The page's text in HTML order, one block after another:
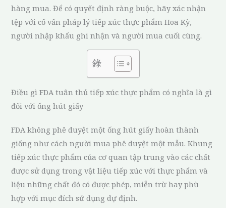
hàng mua. Để có quyết định ràng buộc, hãy xác nhận
tệp với cố vấn pháp lý tiếp xúc thực phẩm Hoa Kỳ,
người nhập khẩu ghi nhận và người mua cuối cùng.
錄
Điều gì FDA tuân thủ tiếp xúc thực phẩm có nghĩa là gì
đối với ống hút giấy
FDA không phê duyệt một ống hút giấy hoàn thành
giống như cách người mua phê duyệt một mẫu. Khung
tiếp xúc thực phẩm của cơ quan tập trung vào các chất
được sử dụng trong vật liệu tiếp xúc với thực phẩm và
liệu những chất đó có được phép, miễn trừ hay phù
hợp với mục đích sử dụng dự định.